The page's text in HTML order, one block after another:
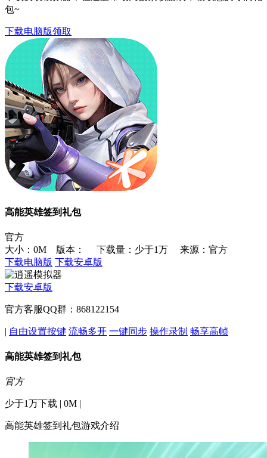
包~
下载电脑版领取
高能英雄签到礼包
官方
大小：0M 版本：
下载量：少于1万
来源：官方
下载电脑版 下载安卓版
下载安卓版
官方客服QQ群：868122154
| 自由设置按键 流畅多开 一键同步 操作录制 畅享高帧
高能英雄签到礼包
官方
少于1万下载 | 0M |
高能英雄签到礼包游戏介绍